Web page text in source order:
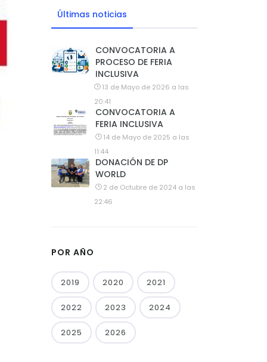
Últimas noticias
CONVOCATORIA A
PROCESO DE FERIA
INCLUSIVA
13 de Mayo de 2026 a las
20:41
CONVOCATORIA A
FERIA INCLUSIVA
14 de Mayo de 2025 a las
11:44
DONACIÓN DE DP
WORLD
2 de Octubre de 2024 a las
22:46
POR AÑO
2019 2020 2021
2022 2023 2024
2025 2026